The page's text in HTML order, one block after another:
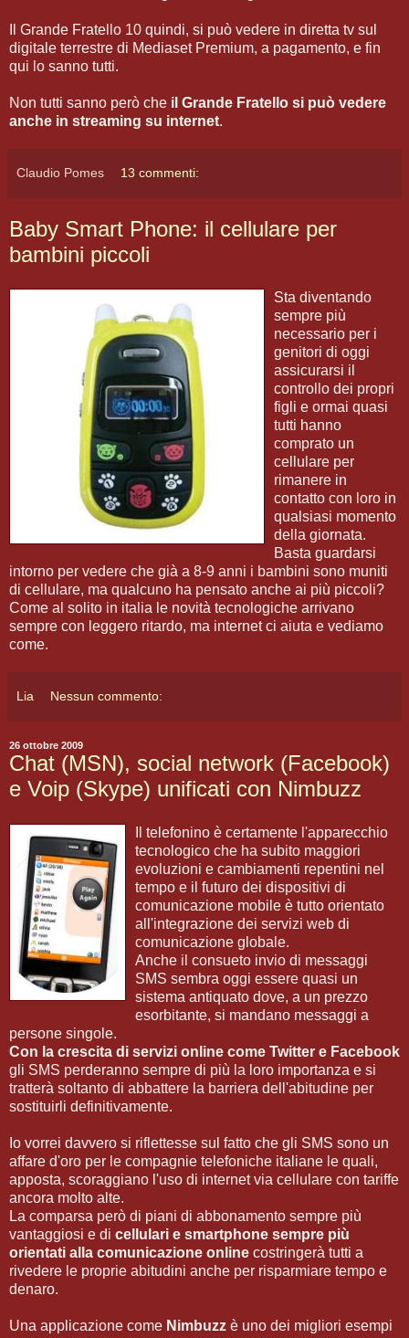
Il Grande Fratello 10 quindi, si può vedere in diretta tv sul
digitale terrestre di Mediaset Premium, a pagamento, e fin
qui lo sanno tutti.
Non tutti sanno però che il Grande Fratello si può vedere
anche in streaming su internet.
Claudio Pomes 13 commenti:
Baby Smart Phone: il cellulare per
bambini piccoli
Sta diventando
sempre più
necessario per i
genitori di oggi
assicurarsi il
controllo dei propri
figli e ormai quasi
tutti hanno
comprato un
cellulare per
rimanere in
contatto con loro in
qualsiasi momento
della giornata.
Basta guardarsi
intorno per vedere che già a 8-9 anni i bambini sono muniti
di cellulare, ma qualcuno ha pensato anche ai più piccoli?
Come al solito in italia le novità tecnologiche arrivano
sempre con leggero ritardo, ma internet ci aiuta e vediamo
come.
Lia Nessun commento:
26 ottobre 2009
Chat (MSN), social network (Facebook)
e Voip (Skype) unificati con Nimbuzz
Il telefonino è certamente l'apparecchio
tecnologico che ha subito maggiori
evoluzioni e cambiamenti repentini nel
tempo e il futuro dei dispositivi di
comunicazione mobile è tutto orientato
all'integrazione dei servizi web di
comunicazione globale.
Anche il consueto invio di messaggi
SMS sembra oggi essere quasi un
sistema antiquato dove, a un prezzo
esorbitante, si mandano messaggi a
persone singole.
Con la crescita di servizi online come Twitter e Facebook
gli SMS perderanno sempre di più la loro importanza e si
tratterà soltanto di abbattere la barriera dell'abitudine per
sostituirli definitivamente.
Io vorrei davvero si riflettesse sul fatto che gli SMS sono un
affare d'oro per le compagnie telefoniche italiane le quali,
apposta, scoraggiano l'uso di internet via cellulare con tariffe
ancora molto alte.
La comparsa però di piani di abbonamento sempre più
vantaggiosi e di cellulari e smartphone sempre più
orientati alla comunicazione online costringerà tutti a
rivedere le proprie abitudini anche per risparmiare tempo e
denaro.
Una applicazione come Nimbuzz è uno dei migliori esempi